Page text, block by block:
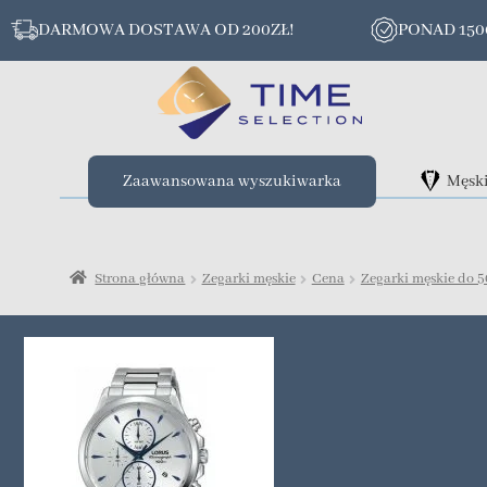
DARMOWA DOSTAWA OD 200ZŁ! PONAD
Zaawansowana wyszukiwarka
Strona główna Zegarki męskie Cena Zegarki męskie do